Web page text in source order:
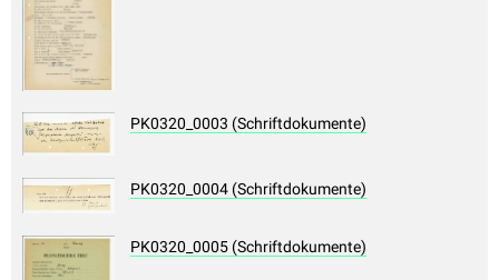
PK0320_0003 (Schriftdokumente)
PK0320_0004 (Schriftdokumente)
PK0320_0005 (Schriftdokumente)